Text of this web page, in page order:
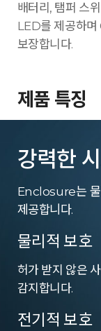
배터리, 탬퍼 스
LED를 제공하
보장합니다.
제품 특징
강력한
Enclosure는 물
제공합니다.
물리적 보호
허가 받지 않은
감지합니다.
전기적 보호